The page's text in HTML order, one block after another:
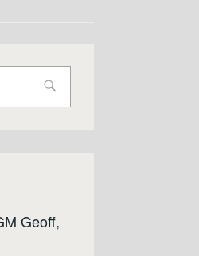
Geoff,